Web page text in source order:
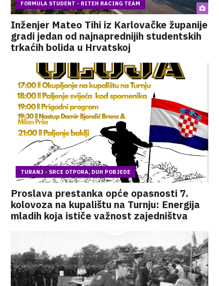
FORMULA STUDENT - RITEH RACING TEAM
Inženjer Mateo Tihi iz Karlovačke županije
gradi jedan od najnaprednijih studentskih
trkaćih bolida u Hrvatskoj
TURANJ - SRCE OTPORA, DUH POBJEDE
Proslava prestanka opće opasnosti 7.
kolovoza na kupalištu na Turnju: Energija
mladih koja ističe važnost zajedništva